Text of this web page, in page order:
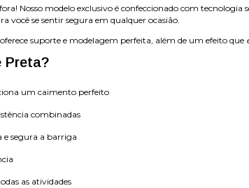
Nosso modelo exclusivo é confeccionado com tecnologia
você se sentir segura em qualquer ocasião.
suporte e modelagem perfeita, além de um efeito que
Preta?
um caimento perfeito
combinadas
e segura a barriga
as atividades